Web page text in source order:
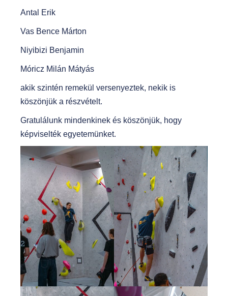
Antal Erik
Vas Bence Márton
Niyibizi Benjamin
Móricz Milán Mátyás
akik szintén remekül versenyeztek, nekik is
köszönjük a részvételt.
Gratulálunk mindenkinek és köszönjük, hogy
képviselték egyetemünket.